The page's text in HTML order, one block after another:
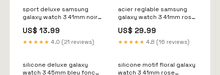
sport deluxe samsung
galaxy watch 3 41mm noire
US$ 13.99
★★★★★ 4.0 (21 reviews)
acier reglable samsung
galaxy watch 3 41mm rose
BHZ
US$ 29.99
★★★★★ 4.8 (16 reviews)
silicone deluxe galaxy
watch 3 45mm bleu fonce
silicone motif floral galaxy
watch 3 41mm rose